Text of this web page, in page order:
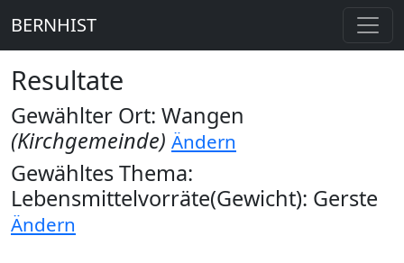
BERNHIST
Resultate
Gewählter Ort: Wangen
(Kirchgemeinde) Ändern
Gewähltes Thema:
Lebensmittelvorräte(Gewicht): Gerste
Ändern